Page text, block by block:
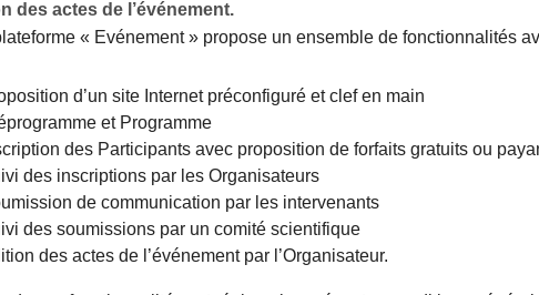
des actes de l’événement.
« Evénement » propose un ensemble de fonctionnalités
d’un site Internet préconfiguré et clef en main
et Programme
des Participants avec proposition de forfaits gratuits ou
des inscriptions par les Organisateurs
de communication par les intervenants
des soumissions par un comité scientifique
des actes de l’événement par l’Organisateur.